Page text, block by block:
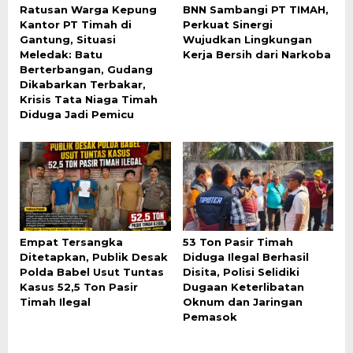
Ratusan Warga Kepung
Kantor PT Timah di
Gantung, Situasi
Meledak: Batu
Berterbangan, Gudang
Dikabarkan Terbakar,
Krisis Tata Niaga Timah
Diduga Jadi Pemicu
BNN Sambangi PT TIMAH,
Perkuat Sinergi
Wujudkan Lingkungan
Kerja Bersih dari Narkoba
Empat Tersangka
Ditetapkan, Publik Desak
Polda Babel Usut Tuntas
Kasus 52,5 Ton Pasir
Timah Ilegal
53 Ton Pasir Timah
Diduga Ilegal Berhasil
Disita, Polisi Selidiki
Dugaan Keterlibatan
Oknum dan Jaringan
Pemasok